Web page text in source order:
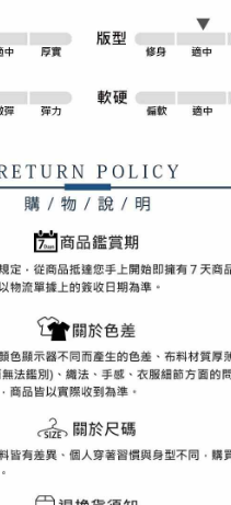
金後払い」（以下当サービスという
という）が提供し、AFTEEが
の際に提供しなければならない個人
人の氏名、電話番号、受取人住所を
渡され当サービスで必要な範囲内で
privacypolicy/ ）。
ぎた場合、その金額に基づいて年利
成年の利用者は、事前に法定代理人
をご利用いただけます。
ついて疑問がある、または関連する
トプロテクションズ
に示した個人情報を、必要な購入注
く、またはAFTEEにあなたの個人情
ににご同意いただけない場合は、当